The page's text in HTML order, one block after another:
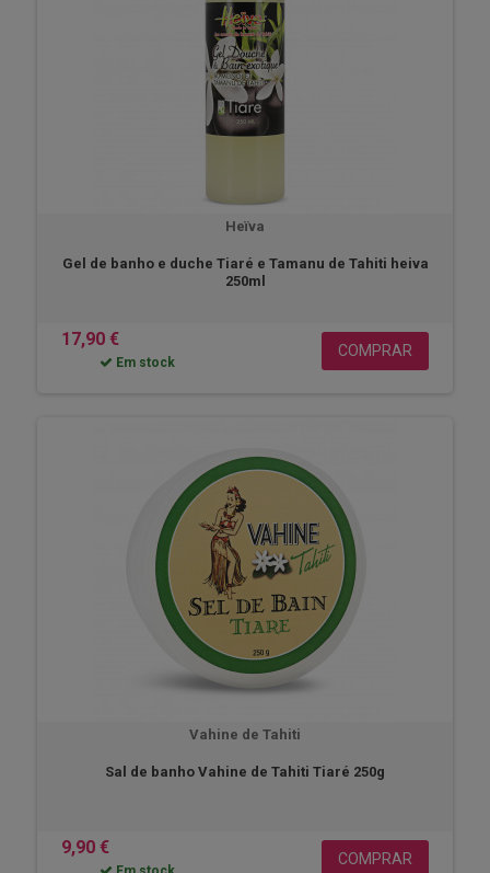
Heïva
Gel de banho e duche Tiaré e Tamanu de Tahiti heiva
250ml
17,90 €
Em stock
COMPRAR
Vahine de Tahiti
Sal de banho Vahine de Tahiti Tiaré 250g
9,90 €
COMPRAR